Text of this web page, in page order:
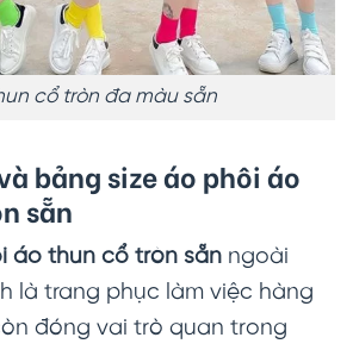
cổ tròn đa màu sẵn
bảng size áo phôi áo
sẵn
áo thun cổ tròn sẵn ngoài
là trang phục làm việc hàng
đóng vai trò quan trong